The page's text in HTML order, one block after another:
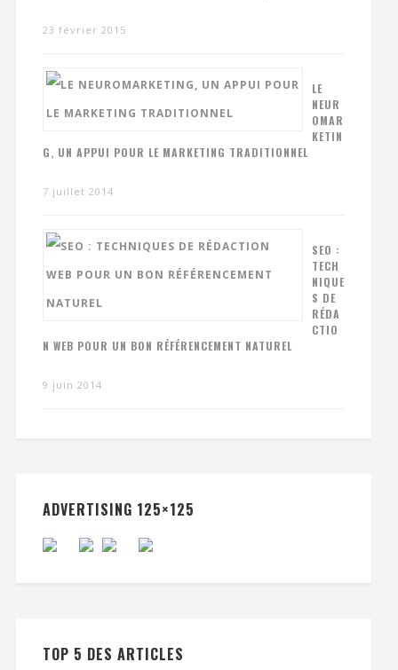
23 février 2015
LE
NEUR
OMAR
KETIN
G, UN APPUI POUR LE MARKETING TRADITIONNEL
7 juillet 2014
SEO :
TECH
NIQUE
S DE
RÉDA
CTIO
N WEB POUR UN BON RÉFÉRENCEMENT NATUREL
9 juin 2014
ADVERTISING 125×125
TOP 5 DES ARTICLES